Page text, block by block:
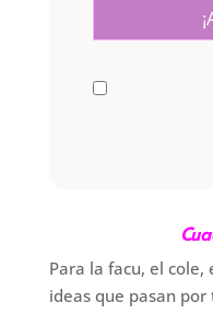
Para la facu, el
ideas que pasan